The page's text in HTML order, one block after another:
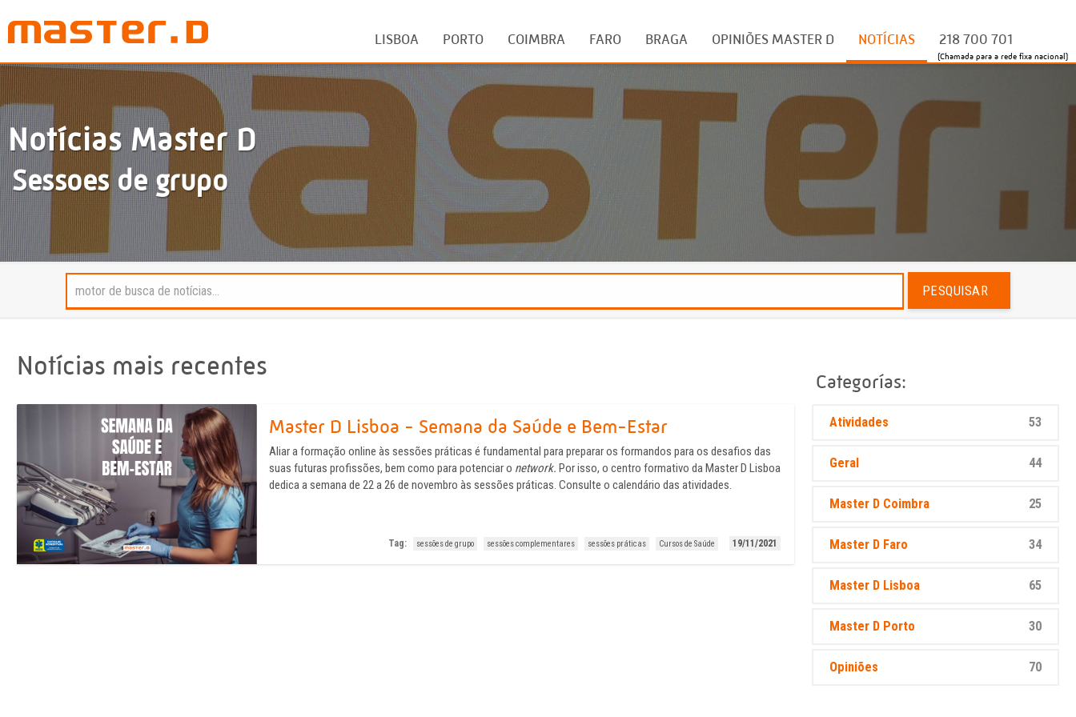
LISBOA PORTO COIMBRA FARO BRAGA OPINIÕES MASTER D NOTÍCIAS 218 700 701
(Chamada para a rede fixa nacional)
Notícias Master D
Sessoes de grupo
PESQUISAR
Notícias mais recentes
Master D Lisboa - Semana da Saúde e Bem-Estar
Aliar a formação online às sessões práticas é fundamental para preparar os formandos para os desafios das
suas futuras profissões, bem como para potenciar o network.Por isso, o centro formativo da Master D Lisboa
dedica a semana de 22 a 26 de novembro às sessões práticas. Consulte o calendário das atividades.
Tag: sessões de grupo sessões complementares sessões práticas Cursos de Saúde 19/11/2021
Categorías:
Atividades 53
Geral 44
Master D Coimbra 25
Master D Faro 34
Master D Lisboa 65
Master D Porto 30
Opiniões 70